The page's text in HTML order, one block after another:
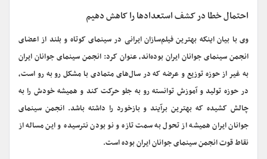
احتمال خطا در کشف استعدادها را کاهش دهیم
وی با بیان اینکه بهترین فیلم‌سازان ایرانی در سینمای کوتاه و بلند از اعضای
انجمن سینمای جوانان ایران بوده‌اند، عنوان کرد: انجمن سینمای جوانان ایران
به غیر از حوزه توزیع و عرضه که در سال‌های متمادی با مشکل رو به رو است،
در حوزه تولید و آموزش توانسته رو به جلو حرکت کند و همیشه خودش را به
چالش کشیده که بهترین برآیند و بازخورد را داشته باشد. انجمن سینمای
جوانان ایران همیشه از تحول به سمت تازه و نو بودن نترسیده و این مساله از
نقاط قوت انجمن سینمای جوانان ایران بوده است.